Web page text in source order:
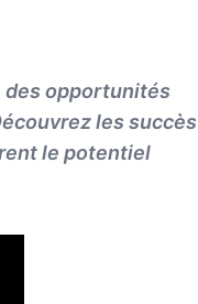
des opportunités
les succès
le potentiel